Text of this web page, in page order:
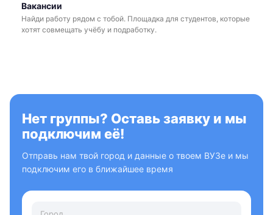
Вакансии
Найди работу рядом с тобой. Площадка для студентов, которые
хотят совмещать учёбу и подработку.
Нет группы? Оставь заявку и мы
подключим её!
Отправь нам твой город и данные о твоем ВУЗе и мы
подключим его в ближайшее время